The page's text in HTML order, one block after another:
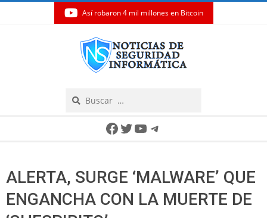
Así robaron 4 mil millones en Bitcoin
Facebook
Twitter
YouTube
Telegram
ALERTA, SURGE ‘MALWARE’ QUE
ENGANCHA CON LA MUERTE DE